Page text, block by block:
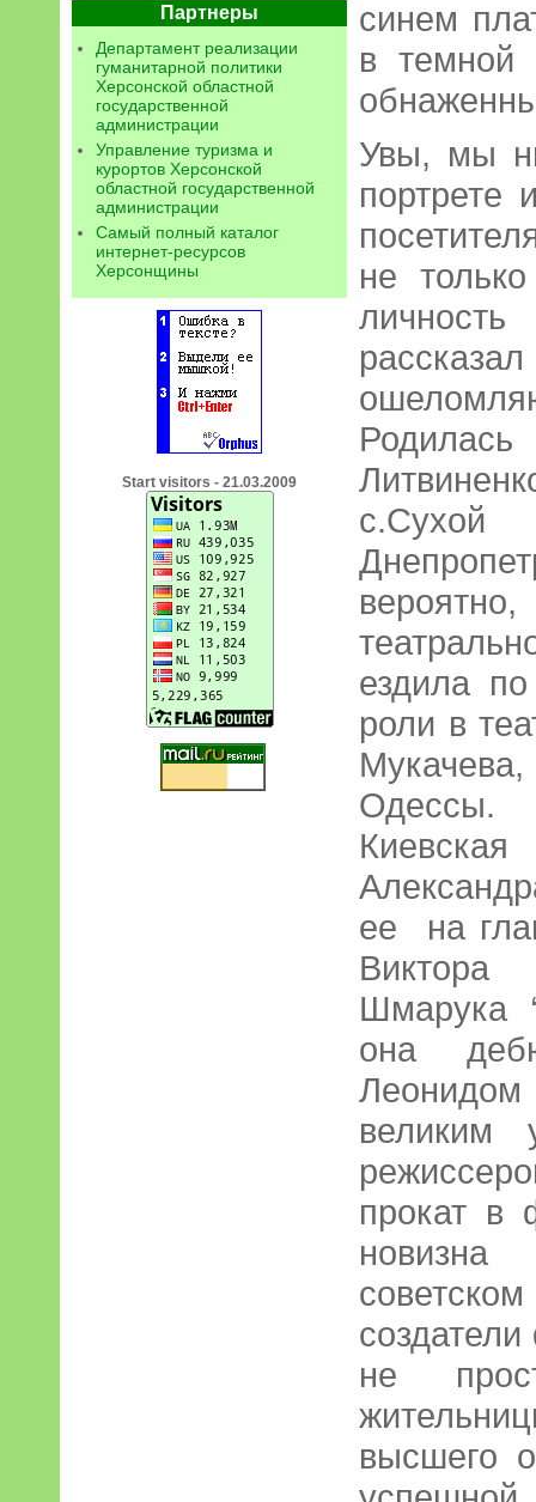
Партнеры
Департамент реализации
гуманитарной политики
Херсонской областной
государственной
администрации
Управление туризма и
курортов Херсонской
областной государственной
администрации
Самый полный каталог
интернет-ресурсов
Херсонщины
Start visitors - 21.03.2009
синем
в темной
Увы, мы
портрете
не
ездила
роли в
Одессы.
ее на
Шмарука
она
Леонидом
великим
прокат в
новизна
не
высшего